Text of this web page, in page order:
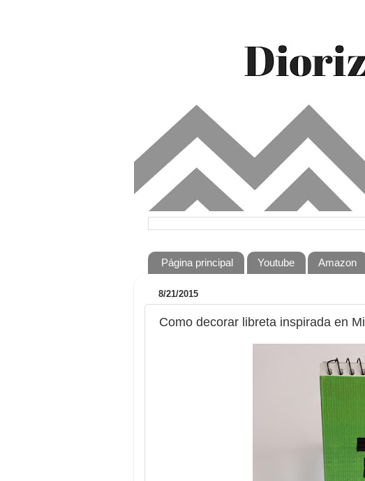
Página principal Youtube Amazon
8/21/2015
Como decorar libreta inspirada en